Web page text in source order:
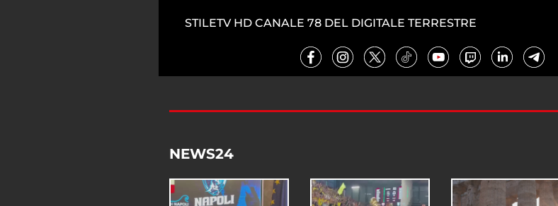
STILETV HD CANALE 78 DEL DIGITALE TERRESTRE
NEWS24